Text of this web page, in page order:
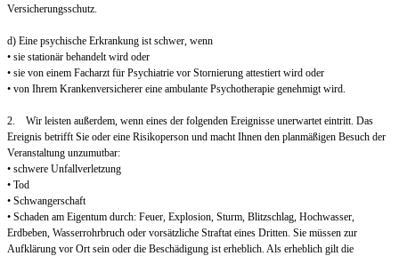
Versicherungsschutz.
d) Eine psychische Erkrankung ist schwer, wenn
• sie stationär behandelt wird oder
• sie von einem Facharzt für Psychiatrie vor Stornierung attestiert wird oder
• von Ihrem Krankenversicherer eine ambulante Psychotherapie genehmigt wird.
2. Wir leisten außerdem, wenn eines der folgenden Ereignisse unerwartet eintritt. Das
Ereignis betrifft Sie oder eine Risikoperson und macht Ihnen den planmäßigen Besuch der
Veranstaltung unzumutbar:
• schwere Unfallverletzung
• Tod
• Schwangerschaft
• Schaden am Eigentum durch: Feuer, Explosion, Sturm, Blitzschlag, Hochwasser,
Erdbeben, Wasserrohrbruch oder vorsätzliche Straftat eines Dritten. Sie müssen zur
Aufklärung vor Ort sein oder die Beschädigung ist erheblich. Als erheblich gilt die